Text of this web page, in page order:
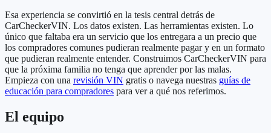
Esa experiencia se convirtió en la tesis central detrás de
CarCheckerVIN. Los datos existen. Las herramientas existen. Lo
único que faltaba era un servicio que los entregara a un precio que
los compradores comunes pudieran realmente pagar y en un formato
que pudieran realmente entender. Construimos CarCheckerVIN para
que la próxima familia no tenga que aprender por las malas.
Empieza con una revisión VIN gratis o navega nuestras guías de
educación para compradores para ver a qué nos referimos.
El equipo